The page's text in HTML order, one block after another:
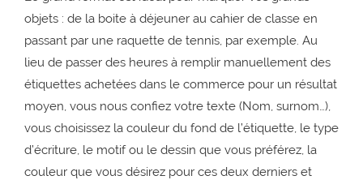
objets : de la boite à déjeuner au cahier de classe en
passant par une raquette de tennis, par exemple. Au
lieu de passer des heures à remplir manuellement des
étiquettes achetées dans le commerce pour un résultat
moyen, vous nous confiez votre texte (Nom, surnom…),
vous choisissez la couleur du fond de l’étiquette, le type
d’écriture, le motif ou le dessin que vous préférez, la
couleur que vous désirez pour ces deux derniers et